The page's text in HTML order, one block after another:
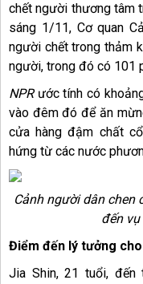
chết người thương tâm
sáng 1/11, Cơ quan
người chết trong thảm
người, trong đó có 101
NPR ước tính có
vào đêm đó để ăn
cửa hàng đậm chất
hứng từ các nước
Cảnh người dân chen
đến
Điểm đến lý tưởng
Jia Shin, 21 tuổi, đến